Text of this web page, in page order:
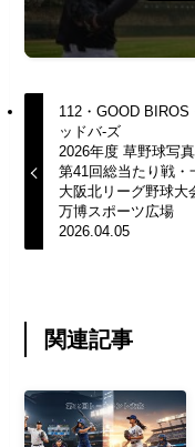
112・GOOD BIROS
ッドバ-ズ
2026年度 草野球写
第41回総当たり戦・
大阪北リーグ野球大
万博スポーツ広場
2026.04.05
関連記事